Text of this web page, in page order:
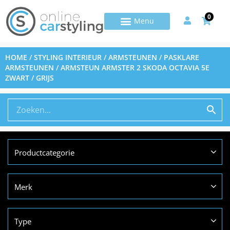
0
HOME /STYLING INTERIEUR /ARMSTEUNEN / PASKLARE
ARMSTEUNEN / ARMSTEUN ARMSTER 2 SKODA OCTAVIA 5E
ZWART / GRIJS
Productcategorie
Merk
Type